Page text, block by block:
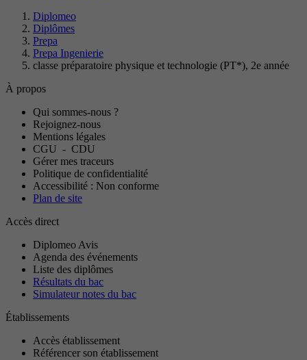
Diplomeo
Diplômes
Prepa
Prepa Ingenierie
classe préparatoire physique et technologie (PT*), 2e année
À propos
Qui sommes-nous ?
Rejoignez-nous
Mentions légales
CGU - CDU
Gérer mes traceurs
Politique de confidentialité
Accessibilité : Non conforme
Plan de site
Accès direct
Diplomeo Avis
Agenda des événements
Liste des diplômes
Résultats du bac
Simulateur notes du bac
Établissements
Accès établissement
Référencer son établissement